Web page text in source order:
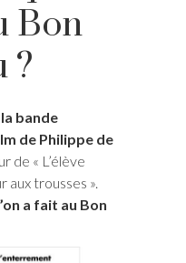
Bon
?
la bande
de Philippe de
de « L’élève
aux trousses ».
a fait au Bon